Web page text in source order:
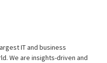
IT and business
We are insights-driven and